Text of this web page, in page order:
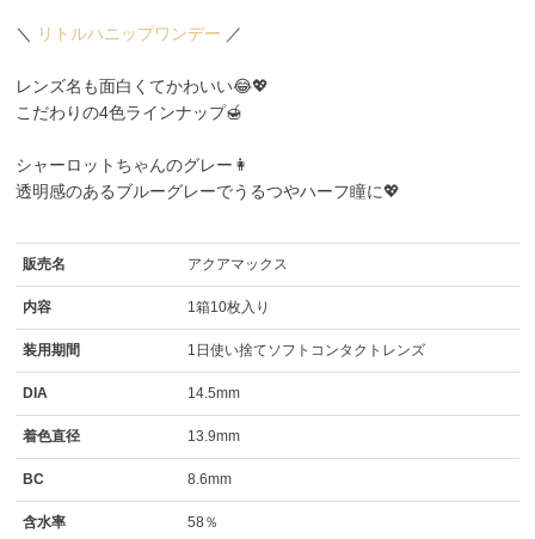
＼ リトルハニップワンデー ／
レンズ名も面白くてかわいい😂💖
こだわりの4色ラインナップ🍯
シャーロットちゃんのグレー👩
透明感のあるブルーグレーでうるつやハーフ瞳に💖
販売名 アクアマックス
内容 1箱10枚入り
装用期間 1日使い捨てソフトコンタクトレンズ
DIA 14.5mm
着色直径 13.9mm
BC 8.6mm
含水率 58％